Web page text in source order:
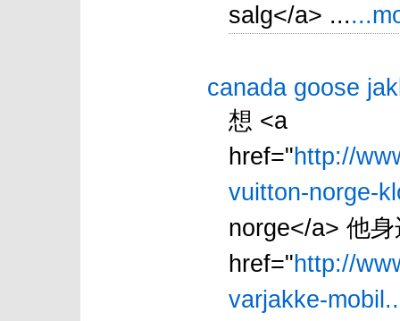
salg</a> ...
canada goose
想 <a
href="http://
vuitton-norge-
norge</a> 他
href="http://
varjakke-